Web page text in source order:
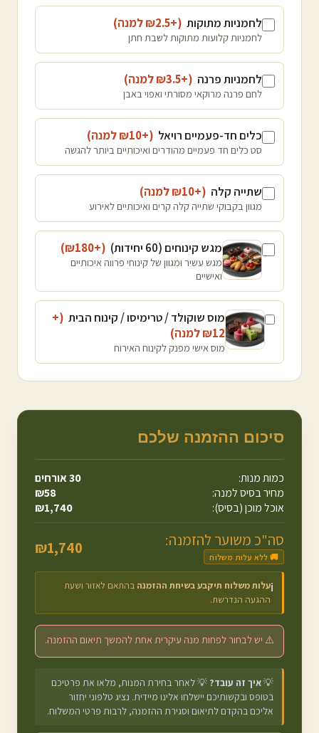
לחמניות מתוקות (+₪
2.5 למנה)
לחמניות קלועות מתוקות לשבת חתן
לחמניות פרנה (+₪
3.5 למנה)
לחם פרנה מרוקאי מסורתי ואפוי באבן
כלים חד-פעמיים רויאל (+₪
10 למנה)
סט כלים חד פעמיים מהודרים ואיכותיים ביותר להגשה
שתייה קלה (+₪
10 למנה)
מגוון בקבוקי שתייה קלה קרים ואיכותיים לאירוע
מגש קינוחים (60 יחידות) (+₪
180
)
מגש עשיר ומגוון של קינוחי פרווה איכותיים
ואישיים
מוס שוקולד / טרימיסו / קינוח הבית (+
₪12 למנה)
מוס אישי מפנק לקינוח האירוח
סיכום ההזמנה שלכם
כמות מנות: 30אורחים
מחיר בסיס למנה:
₪58
אוכל מוכן (בסיס):
₪1,740
סה"כ משוער להזמנה:
🚚 ללא עלות משלוח ₪1,740
ℹ️עלות משלוח תיקבע בשיחת ההזמנה בהתאם לאזור ושעת
ההגעה הנדרשת.
⚠️ יש לבחור לפחות מנה עיקרית אחת להמשך תיאום ההזמנה.
💡איך זה עובד? 💡 לאחר בחירת המנות, מלאו את פרטיכם
בטופס ובקשותיכם יישלחו אלינו מיידית. נציג טלפוני יחזור
אליכם בהקדם לתיאום וסגירת ההזמנה, לרבות פרטי המשלוח.